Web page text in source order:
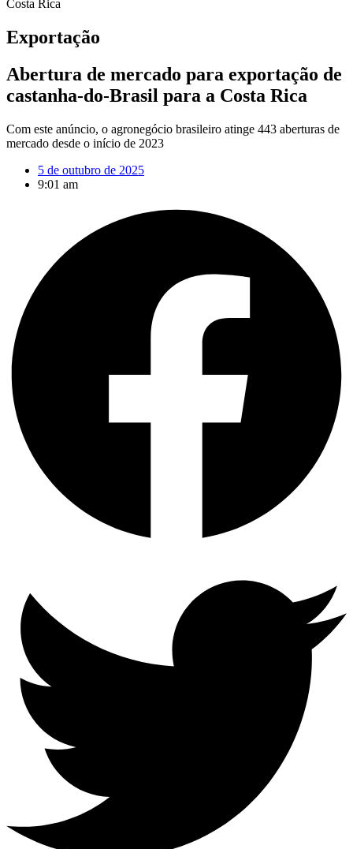
Costa Rica
Exportação
Abertura de mercado para exportação de
castanha-do-Brasil para a Costa Rica
Com este anúncio, o agronegócio brasileiro atinge 443 aberturas de
mercado desde o início de 2023
5 de outubro de 2025
9:01 am